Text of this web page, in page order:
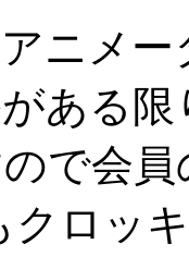
ニメー
ある
で会
クロッ